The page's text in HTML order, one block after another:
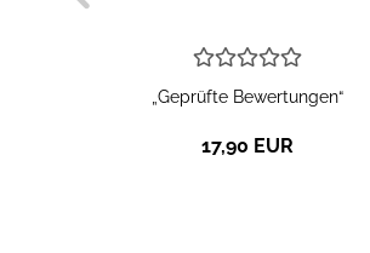
„Geprüfte Bewertungen“
17,90 EUR